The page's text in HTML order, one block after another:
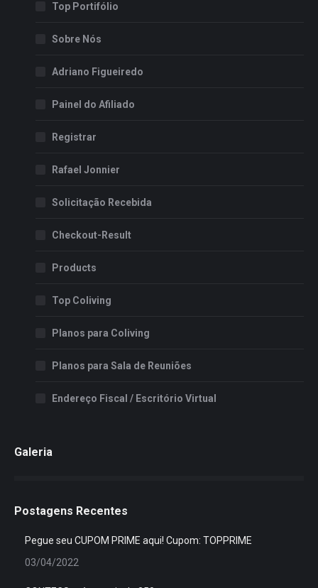
Top Portifólio
Sobre Nós
Adriano Figueiredo
Painel do Afiliado
Registrar
Rafael Jonnier
Solicitação Recebida
Checkout-Result
Products
Top Coliving
Planos para Coliving
Planos para Sala de Reuniões
Endereço Fiscal / Escritório Virtual
Galeria
Postagens Recentes
Pegue seu CUPOM PRIME aqui! Cupom: TOPPRIME
03/04/2022